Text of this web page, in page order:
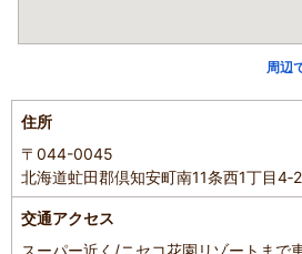
周辺
住所
〒044-0045
北海道虻田郡倶知安町南11条西1丁目4‐2
交通アクセス
スーパー近く/ニセコ花園リゾートまで